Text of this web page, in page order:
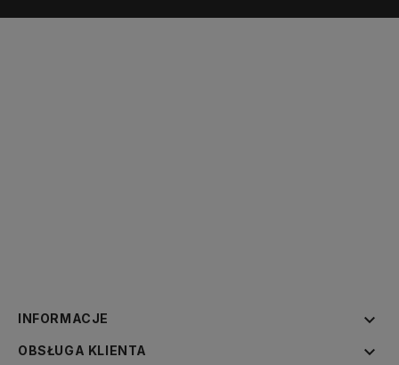
INFORMACJE 
OBSŁUGA KLIENTA 